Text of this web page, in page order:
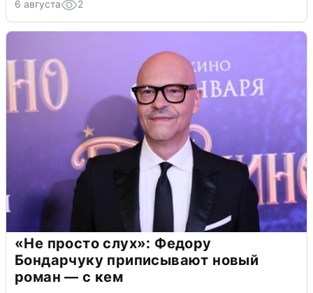
6 августа 2
«Не просто слух»: Федору
Бондарчуку приписывают новый
роман — с кем